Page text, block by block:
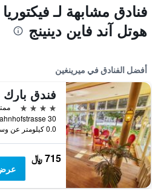
فنادق مشابهة لـ
هوتل آند فاين دينينج
أفضل الفنادق في ميرينغين
4 نجوم
0.0 كيلومتر عن وسط المدينة
715 ﷼